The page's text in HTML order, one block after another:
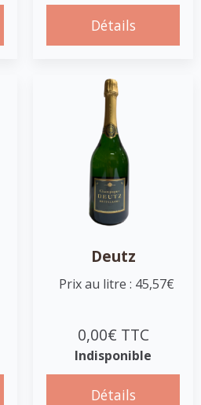
Détails
Deutz
Prix au litre : 45,57€
0,00€ TTC
Indisponible
Détails